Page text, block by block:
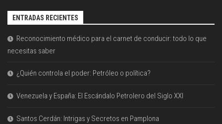
ENTRADAS RECIENTES
Reconocimiento médico para el carnet de conducir: todo lo que
necesitas saber
¿Quién controla el poder: Petróleo o política?
Venezuela y España: El Escándalo Petrolero del Siglo XXI
Santos Cerdán: Intrigas y Secretos en Pamplona